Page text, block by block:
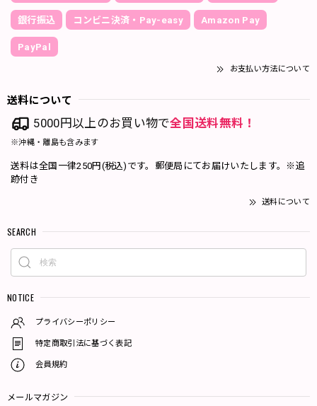
銀行振込 コンビニ決済・Pay-easy Amazon Pay
PayPal
お支払い方法について
送料について
5000円以上のお買い物で全国送料無料！
※沖縄・離島も含みます
送料は全国一律250円(税込)です。郵便局にてお届けいたします。※追
跡付き
送料について
SEARCH
NOTICE
プライバシーポリシー
特定商取引法に基づく表記
会員規約
メールマガジン